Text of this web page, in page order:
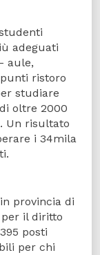
adeguati
aule,
ristoro
studiare
oltre 2000
Un risultato
i 34mila
provincia di
per il diritto
posti
per chi